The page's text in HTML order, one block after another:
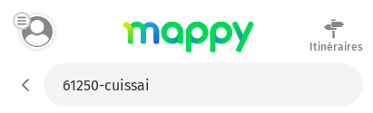
Itinéraires